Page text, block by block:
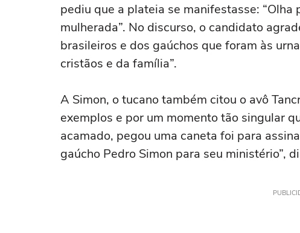
pediu que a plateia se manifestasse:
mulherada”. No discurso, o candidato
brasileiros e dos gaúchos que foram às
cristãos e da família”.
A Simon, o tucano também citou o avô
exemplos e por um momento tão singular
acamado, pegou uma caneta foi para
gaúcho Pedro Simon para seu ministério”,